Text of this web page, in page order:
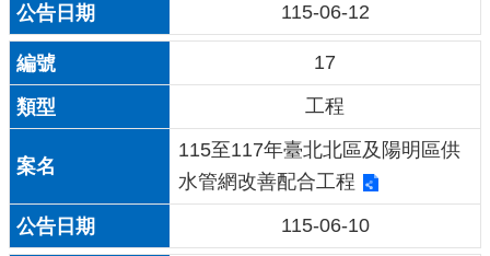
115-06-12
17
工程
115至117年臺北北區及陽明區供
水管網改善配合工程
115-06-10